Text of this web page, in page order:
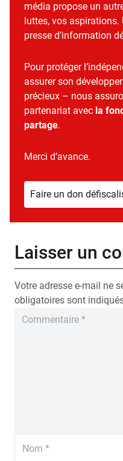
média propose un
luttes, vos aspirations.
presse d’information
Pour protéger
assurer son
précieux – nous
partenariat avec la
partage.
Merci d’avance.
Faire un don
Laisser un
Votre adresse e-mail ne
obligatoires sont